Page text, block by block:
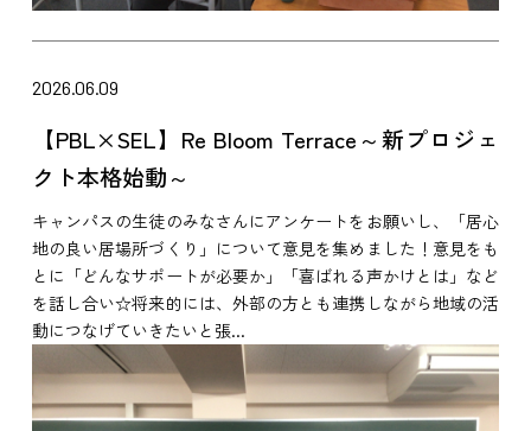
2026.06.09
【PBL×SEL】Re Bloom Terrace～新プロジェ
クト本格始動～
キャンパスの生徒のみなさんにアンケートをお願いし、「居心
地の良い居場所づくり」について意見を集めました！意見をも
とに「どんなサポートが必要か」「喜ばれる声かけとは」など
を話し合い☆将来的には、外部の方とも連携しながら地域の活
動につなげていきたいと張...